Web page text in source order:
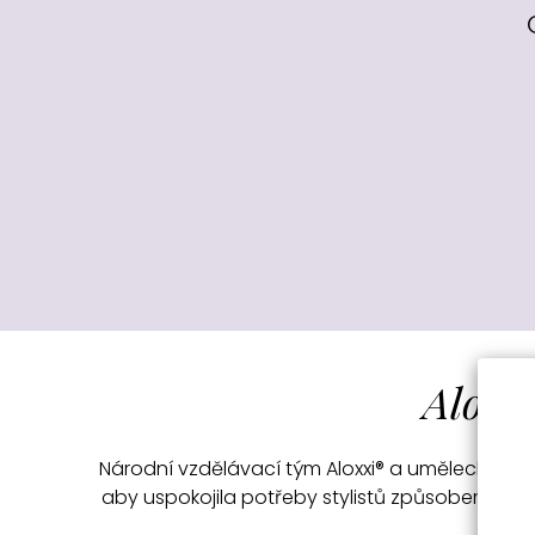
Národní vzdělávací tým Aloxxi® a umělecký
aby uspokojila potřeby stylistů způsobem,